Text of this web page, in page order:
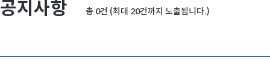
공지사항 총 0건 (최대 20건까지 노출됩니다.)